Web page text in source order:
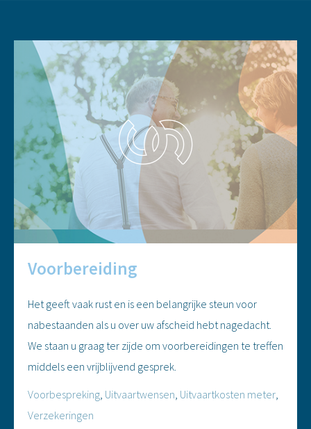
Voorbereiding
Het geeft vaak rust en is een belangrijke steun voor
nabestaanden als u over uw afscheid hebt nagedacht.
We staan u graag ter zijde om voorbereidingen te treffen
middels een vrijblijvend gesprek.
Voorbespreking, Uitvaartwensen, Uitvaartkosten meter,
Verzekeringen